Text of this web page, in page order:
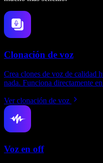
Clonación de voz
Crea clones de voz de calidad
nada. Funciona directamente
Ver clonación de voz
Voz en off